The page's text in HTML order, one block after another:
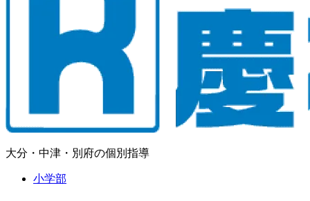
大分・中津・別府の個別指導
小学部